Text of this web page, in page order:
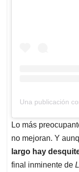
Una publicación
Lo más
no mejoran. Y
largo hay
final inminente de